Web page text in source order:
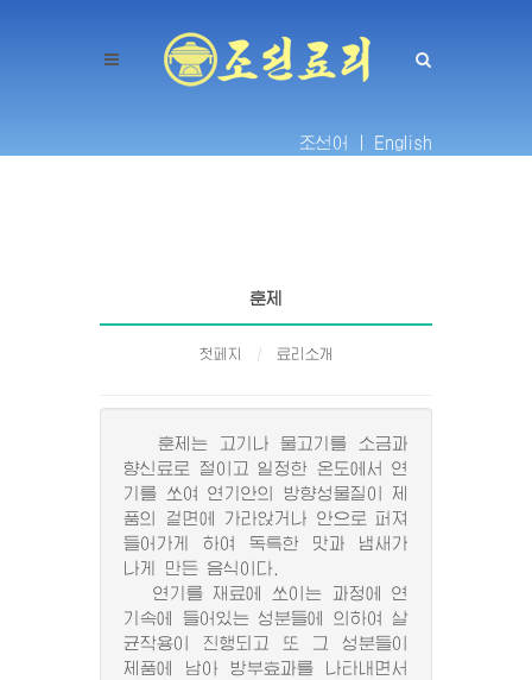
조선어 | English
훈제
첫페지 료리소개
훈제는 고기나 물고기를 소금과
향신료로 절이고 일정한 온도에서 연
기를 쏘여 연기안의 방향성물질이 제
품의 겉면에 가라앉거나 안으로 퍼져
들어가게 하여 독특한 맛과 냄새가
나게 만든 음식이다.
연기를 재료에 쏘이는 과정에 연
기속에 들어있는 성분들에 의하여 살
균작용이 진행되고 또 그 성분들이
제품에 남아 방부효과를 나타내면서